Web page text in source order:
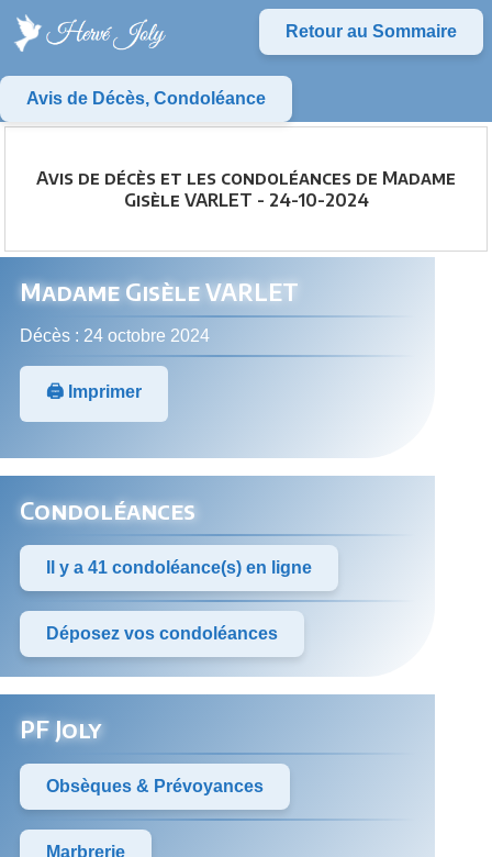
Retour au Sommaire
Avis de Décès, Condoléance
Avis de décès et les condoléances de Madame
Gisèle VARLET - 24-10-2024
Madame Gisèle VARLET
Décès : 24 octobre 2024
🖨️ Imprimer
Condoléances
Il y a 41 condoléance(s) en ligne
Déposez vos condoléances
PF Joly
Obsèques & Prévoyances
Marbrerie